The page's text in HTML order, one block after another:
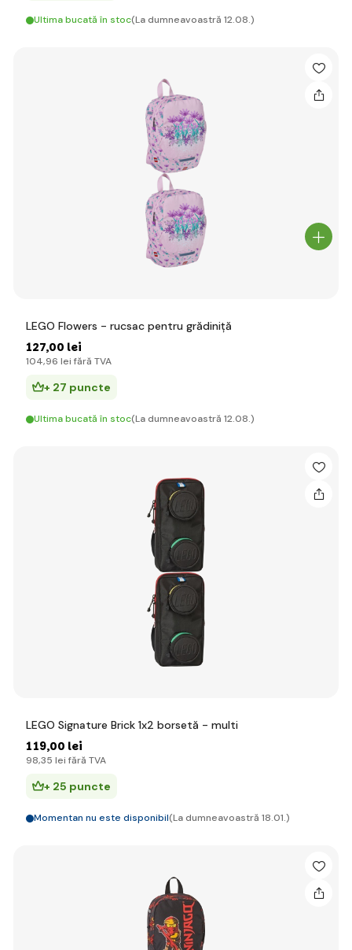
Ultima bucată în stoc(La dumneavoastră 12.08.)
LEGO Flowers - rucsac pentru grădiniță
127,00 lei
104,96 lei fără TVA
+ 27 puncte
Ultima bucată în stoc(La dumneavoastră 12.08.)
LEGO Signature Brick 1x2 borsetă - multi
119,00 lei
98,35 lei fără TVA
+ 25 puncte
Momentan nu este disponibil(La dumneavoastră 18.01.)